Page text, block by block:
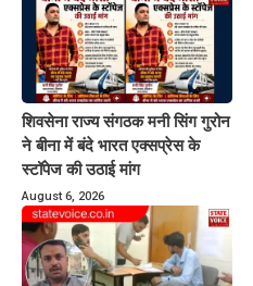
शिवसेना राज्य संगठक मनी सिंग गुरोन
ने बीना में बंदे भारत एक्सप्रेस के
स्टॉपेज की उठाई मांग
August 6, 2026